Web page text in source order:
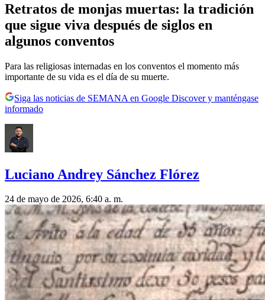
Retratos de monjas muertas: la tradición
que sigue viva después de siglos en
algunos conventos
Para las religiosas internadas en los conventos el momento más
importante de su vida es el día de su muerte.
Siga las noticias de SEMANA en Google Discover y manténgase
informado
Luciano Andrey Sánchez Flórez
24 de mayo de 2026, 6:40 a. m.